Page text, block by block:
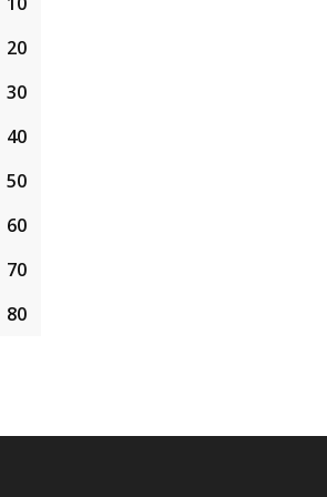
3) PUASA INI JUGA MERUPAKAN
SETAHUN.
ZULHIJJAH) YANG DIJANJIKAN
BULAN LAIN.
20
30
40
50
60
70
80